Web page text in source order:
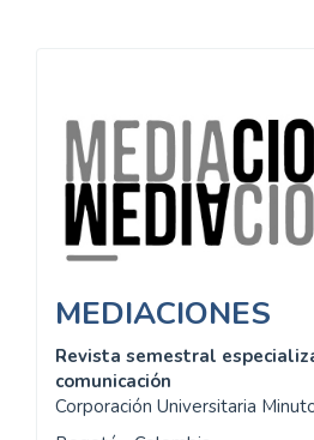
MEDIACIONES
Revista semestral
comunicación
Corporación Universitaria